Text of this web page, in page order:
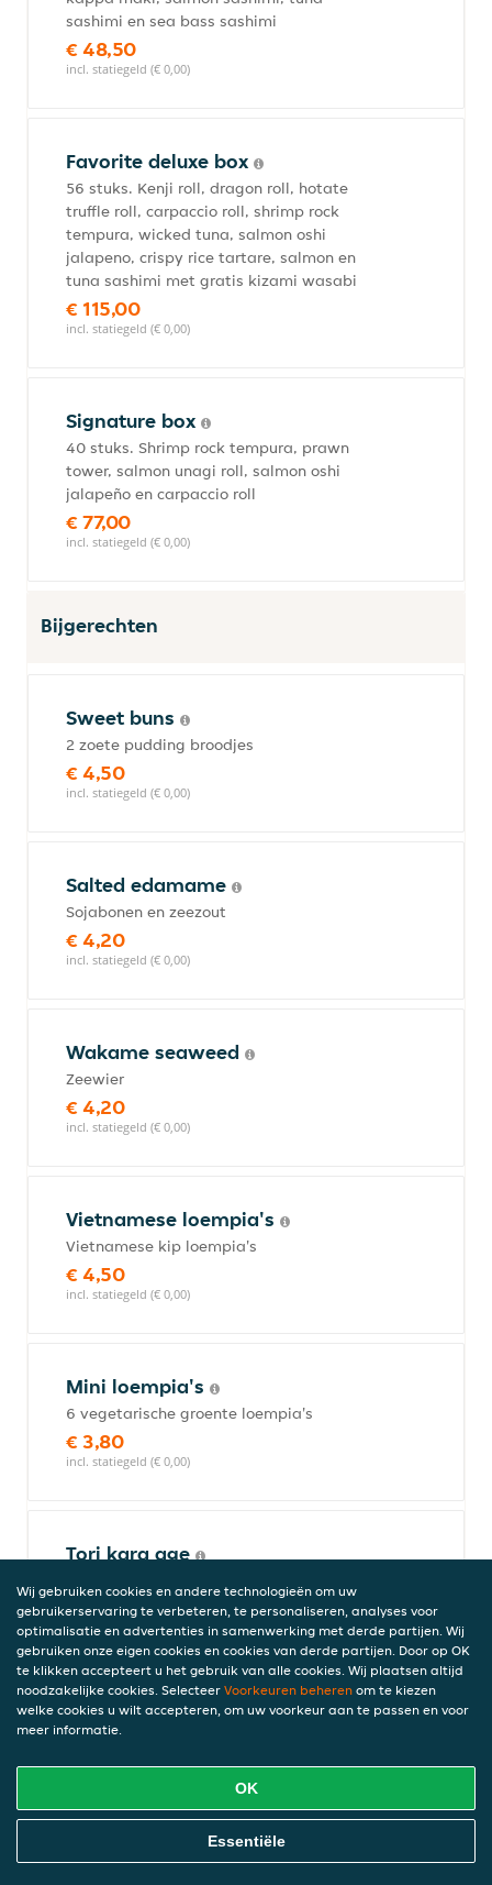
sashimi en sea bass sashimi
€ 48,50
incl. statiegeld (€ 0,00)
Favorite deluxe box
56 stuks. Kenji roll, dragon roll, hotate
truffle roll, carpaccio roll, shrimp rock
tempura, wicked tuna, salmon oshi
jalapeno, crispy rice tartare, salmon en
tuna sashimi met gratis kizami wasabi
€ 115,00
incl. statiegeld (€ 0,00)
Signature box
40 stuks. Shrimp rock tempura, prawn
tower, salmon unagi roll, salmon oshi
jalapeño en carpaccio roll
€ 77,00
incl. statiegeld (€ 0,00)
Bijgerechten
Sweet buns
2 zoete pudding broodjes
€ 4,50
incl. statiegeld (€ 0,00)
Salted edamame
Sojabonen en zeezout
€ 4,20
incl. statiegeld (€ 0,00)
Wakame seaweed
Zeewier
€ 4,20
incl. statiegeld (€ 0,00)
Vietnamese loempia's
Vietnamese kip loempia's
€ 4,50
incl. statiegeld (€ 0,00)
Mini loempia's
6 vegetarische groente loempia's
€ 3,80
incl. statiegeld (€ 0,00)
Tori kara age
€ 6,20
incl. statiegeld (€ 0,00)
Gyoza kip
€ 5,20
Online Eten Bestellen
Wij gebruiken cookies en andere technologieën om uw
gebruikerservaring te verbeteren, te personaliseren, analyses voor
optimalisatie en advertenties in samenwerking met derde partijen. Wij
gebruiken onze eigen cookies en cookies van derde partijen. Door op OK
te klikken accepteert u het gebruik van alle cookies. Wij plaatsen altijd
noodzakelijke cookies. Selecteer Voorkeuren beheren om te kiezen
welke cookies u wilt accepteren, om uw voorkeur aan te passen en voor
meer informatie.
OK
Essentiële